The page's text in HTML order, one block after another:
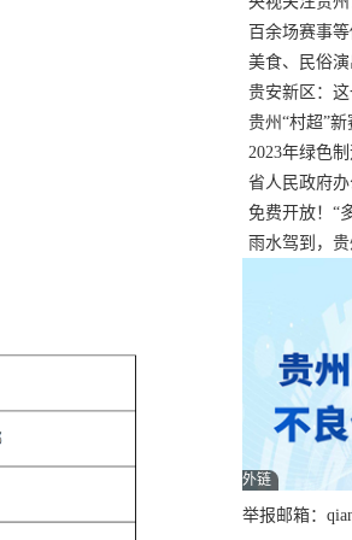
温
百余场赛事
正式“打响”
美食、民俗
两减三免”！
贵安新区：这
贵州“村超”
名额
2023年绿色
色工厂
省人民政府
资工作实施
免费开放！“
展，持续至1
雨水驾到，
外链
举报邮箱：